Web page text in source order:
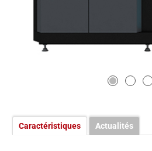
Caractéristiques Actualités